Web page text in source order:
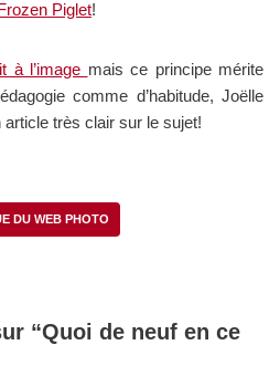
Piglet!
à l’image mais ce principe mérite
comme d’habitude, Joëlle
très clair sur le sujet!
DU WEB PHOTO
“Quoi de neuf en ce